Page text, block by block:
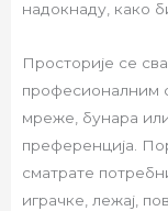
надокнаду, како
Просторије се
професионалним
мреже, бунара
преференција.
сматрате
играчке, лежај,